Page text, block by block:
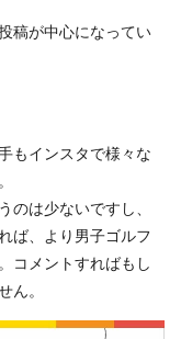
稿が中心になってい
もインスタで様々な
は少ないですし、
ば、より男子ゴルフ
コメントすればもし
ん。